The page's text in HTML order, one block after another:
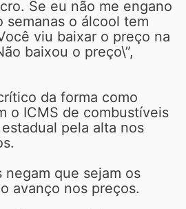
Se eu não me engano
semanas o álcool tem
viu baixar o preço na
baixou o preço\”,
da forma como
o ICMS de combustíveis
pela alta nos
negam que sejam os
avanço nos preços.